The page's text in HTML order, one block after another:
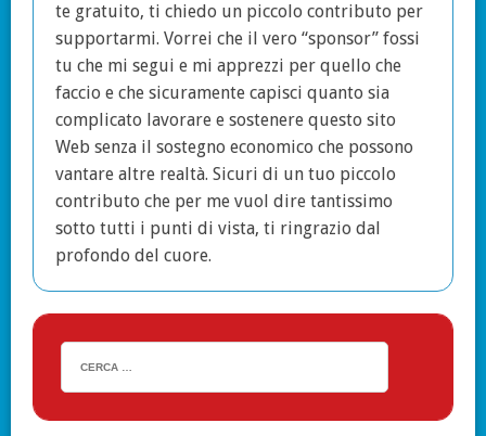
te gratuito, ti chiedo un piccolo contributo per
supportarmi. Vorrei che il vero “sponsor” fossi
tu che mi segui e mi apprezzi per quello che
faccio e che sicuramente capisci quanto sia
complicato lavorare e sostenere questo sito
Web senza il sostegno economico che possono
vantare altre realtà. Sicuri di un tuo piccolo
contributo che per me vuol dire tantissimo
sotto tutti i punti di vista, ti ringrazio dal
profondo del cuore.